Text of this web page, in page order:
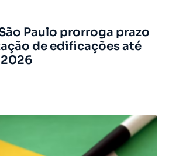
Paulo prorroga prazo
de edificações até